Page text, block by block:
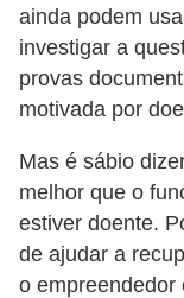
ainda podem
investigar a
provas
motivada por
Mas é sábio
melhor que o
estiver doente.
de ajudar a
o empreendedor
o
t
r
a
b
a
l
h